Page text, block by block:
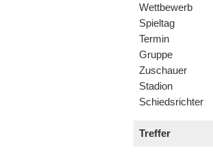
Wettbewerb
Spieltag
Termin
Gruppe
Zuschauer
Stadion
Schiedsrichter
Treffer